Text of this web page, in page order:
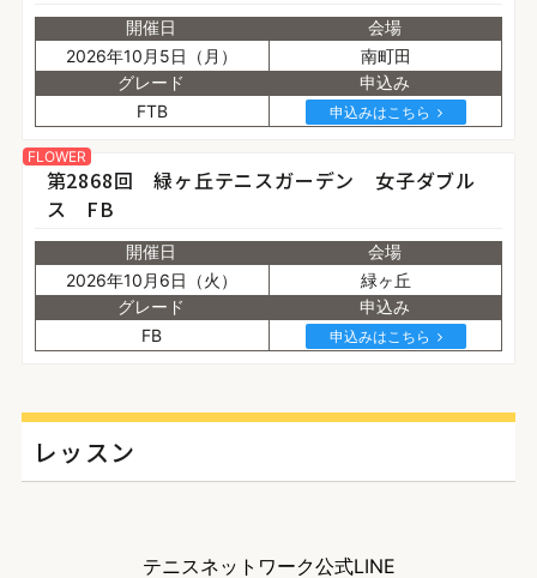
開催日
2026年10月5日（月）
会場
南町田
グレード
FTB
申込み
申込みはこちら
第2868回 緑ヶ丘テニスガーデン 女子ダブル
ス FB
開催日
2026年10月6日（火）
会場
緑ヶ丘
グレード
FB
申込み
申込みはこちら
FLOWER
レッスン
テニスネットワーク公式LINE